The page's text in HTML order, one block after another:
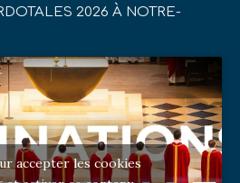
2026 À NOTRE-
accepter les cookies